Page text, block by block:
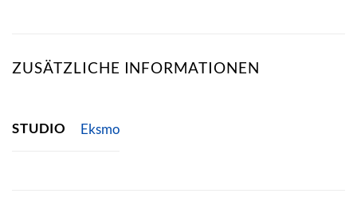
ZUSÄTZLICHE INFORMATIONEN
STUDIO Eksmo